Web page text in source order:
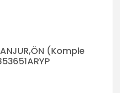
(Komple